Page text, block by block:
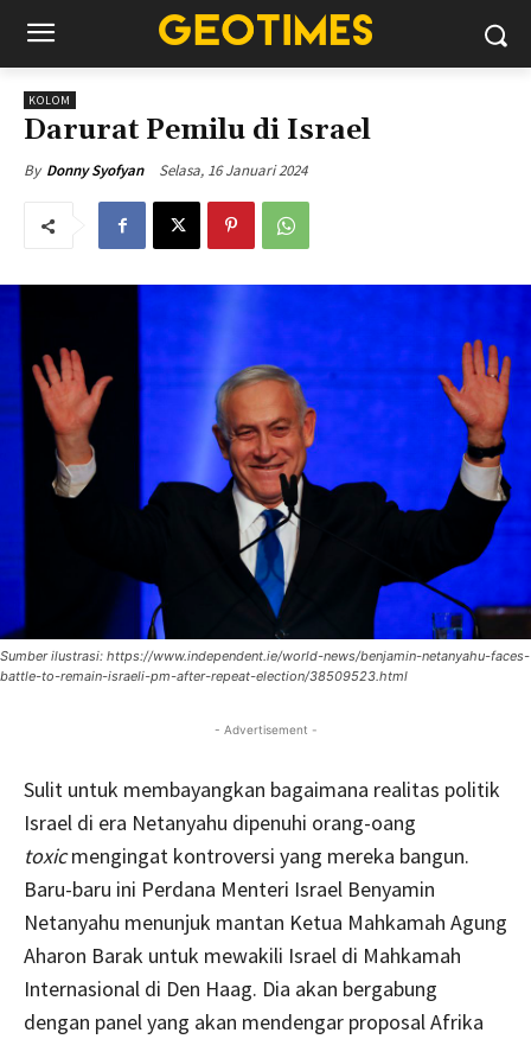
KOLOM
Darurat Pemilu di Israel
By Donny Syofyan Selasa, 16 Januari 2024
Sumber ilustrasi: https://www.independent.ie/world-news/benjamin-netanyahu-faces-
battle-to-remain-israeli-pm-after-repeat-election/38509523.html
- Advertisement -
Sulit untuk membayangkan bagaimana realitas politik
Israel di era Netanyahu dipenuhi orang-oang
toxicmengingat kontroversi yang mereka bangun.
Baru-baru ini Perdana Menteri Israel Benyamin
Netanyahu menunjuk mantan Ketua Mahkamah Agung
Aharon Barak untuk mewakili Israel di Mahkamah
Internasional di Den Haag. Dia akan bergabung
dengan panel yang akan mendengar proposal Afrika